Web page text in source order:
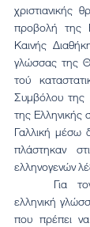
χριστιανικής
προβολή της
Καινής
γλώσσας της
τού
Συμβόλου της
της Ελληνικής
Γαλλική μέσω
πλάστηκαν
ελληνογενών
ελληνική
που πρέπει να